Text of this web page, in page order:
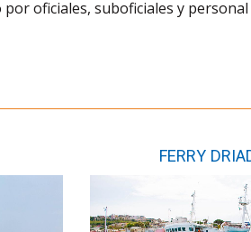
oficiales, suboficiales y
FERRY